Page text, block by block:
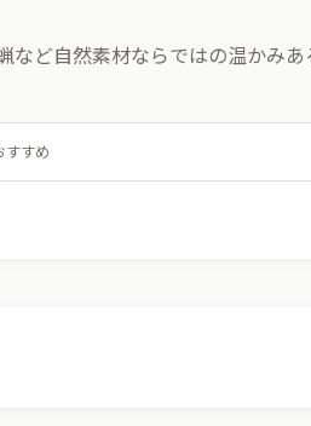
ど自然素材ならではの温かみ
すすめ